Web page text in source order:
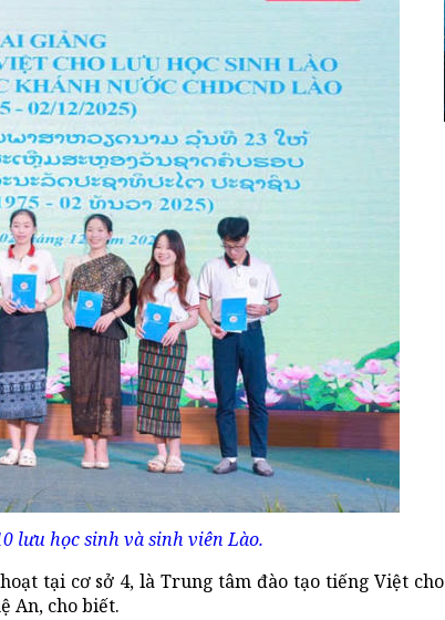
lưu học sinh và sinh viên Lào.
tại cơ sở 4, là Trung tâm đào tạo tiếng Việt cho
An, cho biết.